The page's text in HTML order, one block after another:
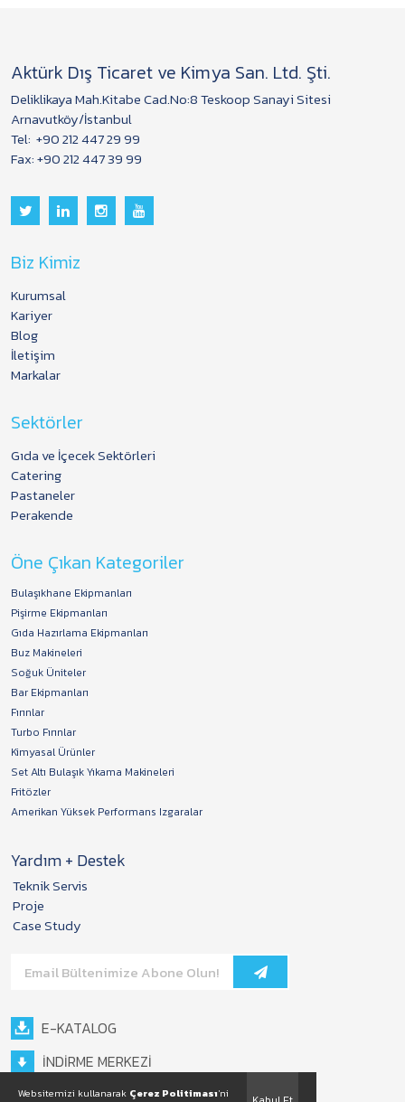
Aktürk Dış Ticaret ve Kimya San. Ltd. Şti.
Deliklikaya Mah.Kitabe Cad.No:8 Teskoop Sanayi Sitesi
Arnavutköy/İstanbul
Tel: +90 212 447 29 99
Fax: +90 212 447 39 99
Biz Kimiz
Kurumsal
Kariyer
Blog
İletişim
Markalar
Sektörler
Gıda ve İçecek Sektörleri
Catering
Pastaneler
Perakende
Öne Çıkan Kategoriler
Bulaşıkhane Ekipmanları
Pişirme Ekipmanları
Gıda Hazırlama Ekipmanları
Buz Makineleri
Soğuk Üniteler
Bar Ekipmanları
Fırınlar
Turbo Fırınlar
Kimyasal Ürünler
Set Altı Bulaşık Yıkama Makineleri
Fritözler
Amerikan Yüksek Performans Izgaralar
Yardım + Destek
Teknik Servis
Proje
Case Study
E-KATALOG
İNDİRME MERKEZİ
Websitemizi kullanarak Çerez Politiması'ni